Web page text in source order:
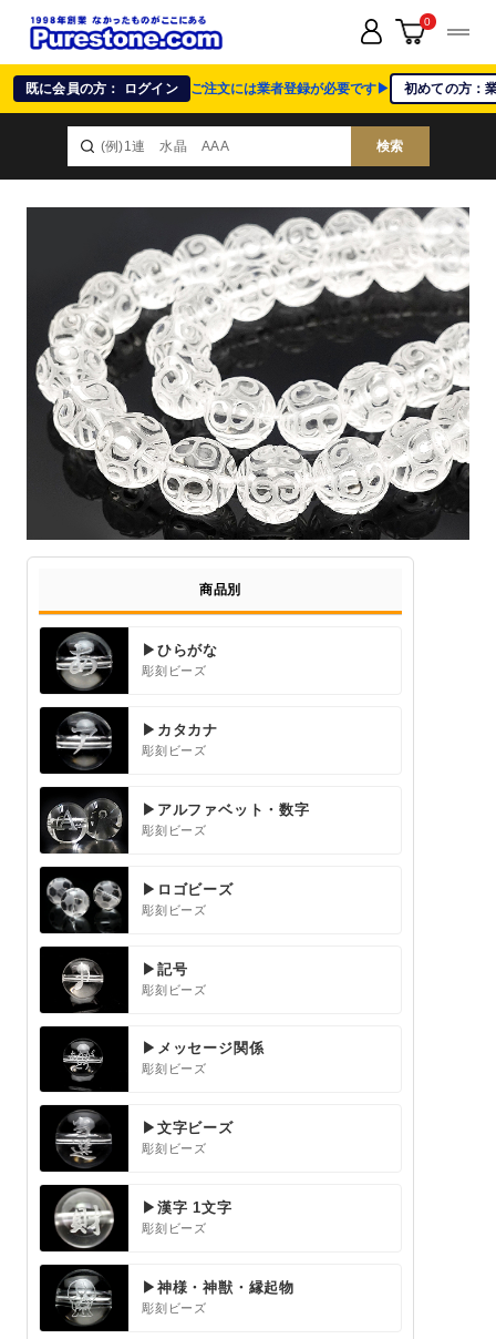
既に会員の方： ログイン ご注文には業者登録が必要です▶ 初めての方：
検索
0
商品別
▶ひらがな
彫刻ビーズ
▶カタカナ
彫刻ビーズ
▶アルファベット・数字
彫刻ビーズ
▶ロゴビーズ
彫刻ビーズ
▶記号
彫刻ビーズ
▶メッセージ関係
彫刻ビーズ
▶文字ビーズ
彫刻ビーズ
▶漢字 1文字
彫刻ビーズ
▶神様・神獣・縁起物
彫刻ビーズ